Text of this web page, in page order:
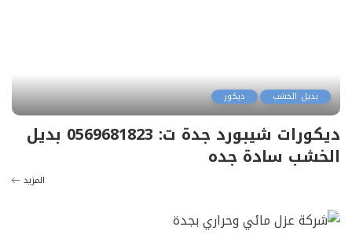
بديل الخشب ديكور
ديكورات شيبورد جدة ت: 0569681823 بديل
الخشب سادة جده
المزيد